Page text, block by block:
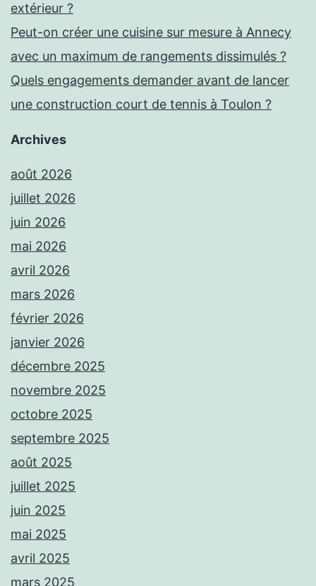
extérieur ?
Peut-on créer une cuisine sur mesure à Annecy
avec un maximum de rangements dissimulés ?
Quels engagements demander avant de lancer
une construction court de tennis à Toulon ?
Archives
août 2026
juillet 2026
juin 2026
mai 2026
avril 2026
mars 2026
février 2026
janvier 2026
décembre 2025
novembre 2025
octobre 2025
septembre 2025
août 2025
juillet 2025
juin 2025
mai 2025
avril 2025
mars 2025